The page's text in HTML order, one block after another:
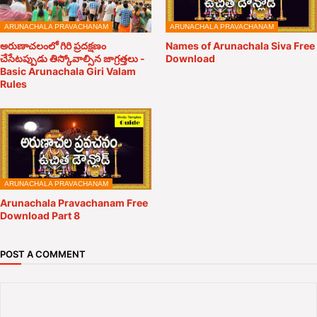
ARUNACHALA PRAVACHANAM
అరుణాచలంలో గిరి ప్రదక్షణం
చేసేటప్పుడు తిస్కోవాల్సిన జాగ్రత్తలు -
Basic Arunachala Giri Valam
Rules
ARUNACHALA PRAVACHANAM
Names of Arunachala Siva Free
Download
ARUNACHALA PRAVACHANAM
Arunachala Pravachanam Free
Download Part 8
POST A COMMENT